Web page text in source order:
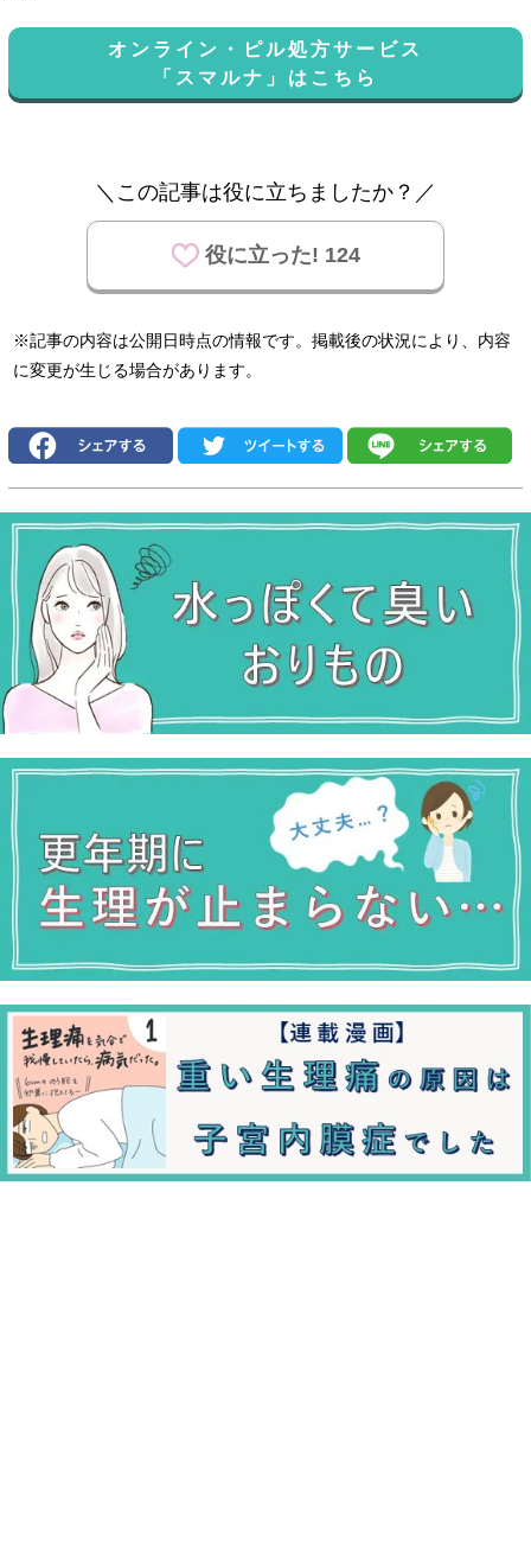
オンライン・ピル処方サービス
「スマルナ」はこちら
＼この記事は役に立ちましたか？／
役に立った! 124
※記事の内容は公開日時点の情報です。掲載後の状況により、内容
に変更が生じる場合があります。